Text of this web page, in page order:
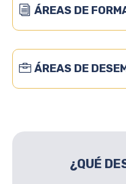
ÁREAS DE
ÁREAS DE
¿QUÉ